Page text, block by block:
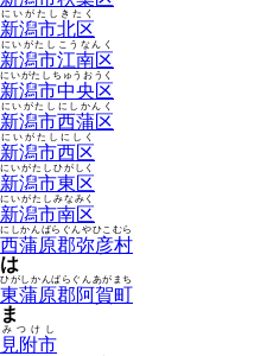
新潟市北区
にいがたしきたく
新潟市江南区
にいがたしこうなんく
新潟市中央区
にいがたしちゅうおうく
新潟市西蒲区
にいがたしにしかんく
新潟市西区
にいがたしにしく
新潟市東区
にいがたしひがしく
新潟市南区
にいがたしみなみく
西蒲原郡弥彦村
にしかんばらぐんやひこむら
は
東蒲原郡阿賀町
ひがしかんばらぐんあがまち
ま
見附市
みつけし